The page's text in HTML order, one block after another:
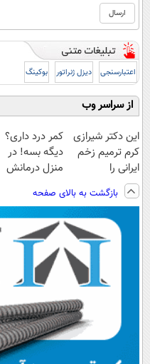
اعتبارسنجی دیزل ژنراتور بوکینگ
از سراسر وب
این دکتر شیرازی
کرم ترمیم زخم
ایرانی را
ساخت!!!
کمر درد داری؟
دیگه بسه! در
منزل درمانش
(◀پرسش‌نامه)
بازگشت به بالای صفحه